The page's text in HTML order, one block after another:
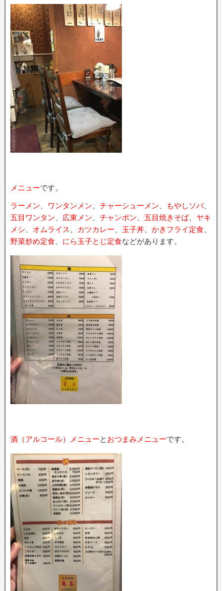
メニューです。
ラーメン ワンタンメン チャーシューメン もやしソバ、
五目ワンタン
広東メン チャンポン 五目焼きそば、 ヤキ
メシ
オムライス カツカレー 玉子丼 かきフライ定食
野菜炒め定食
にら玉子とじ定食などがあります。
酒（アルコール）メニューと おつまみメニューです。